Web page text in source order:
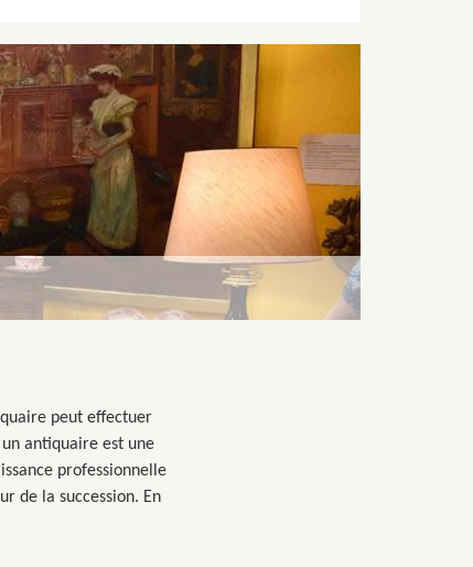
peut effectuer
antiquaire est une
professionnelle
de la succession. En